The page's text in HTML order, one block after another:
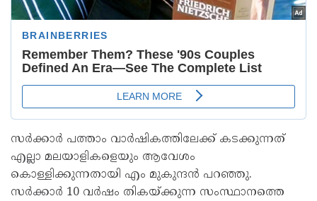
സർക്കാർ പത്താം വാർഷികത്തിലേക്ക് കടക്കുന്നത്
എല്ലാ മലയാളികളെയും ആവേശം
കൊള്ളിക്കുന്നതായി എം മുകുന്ദൻ പറഞ്ഞു.
സർക്കാർ 10 വർഷം തികയ്ക്കുന്ന സംസ്ഥാനത്തെ